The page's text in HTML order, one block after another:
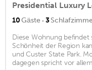
Presidential Luxury
10Gäste · 3
Diese Wohnung befindet
Schönheit der Region
und Custer State Park.
dagegen spricht vor